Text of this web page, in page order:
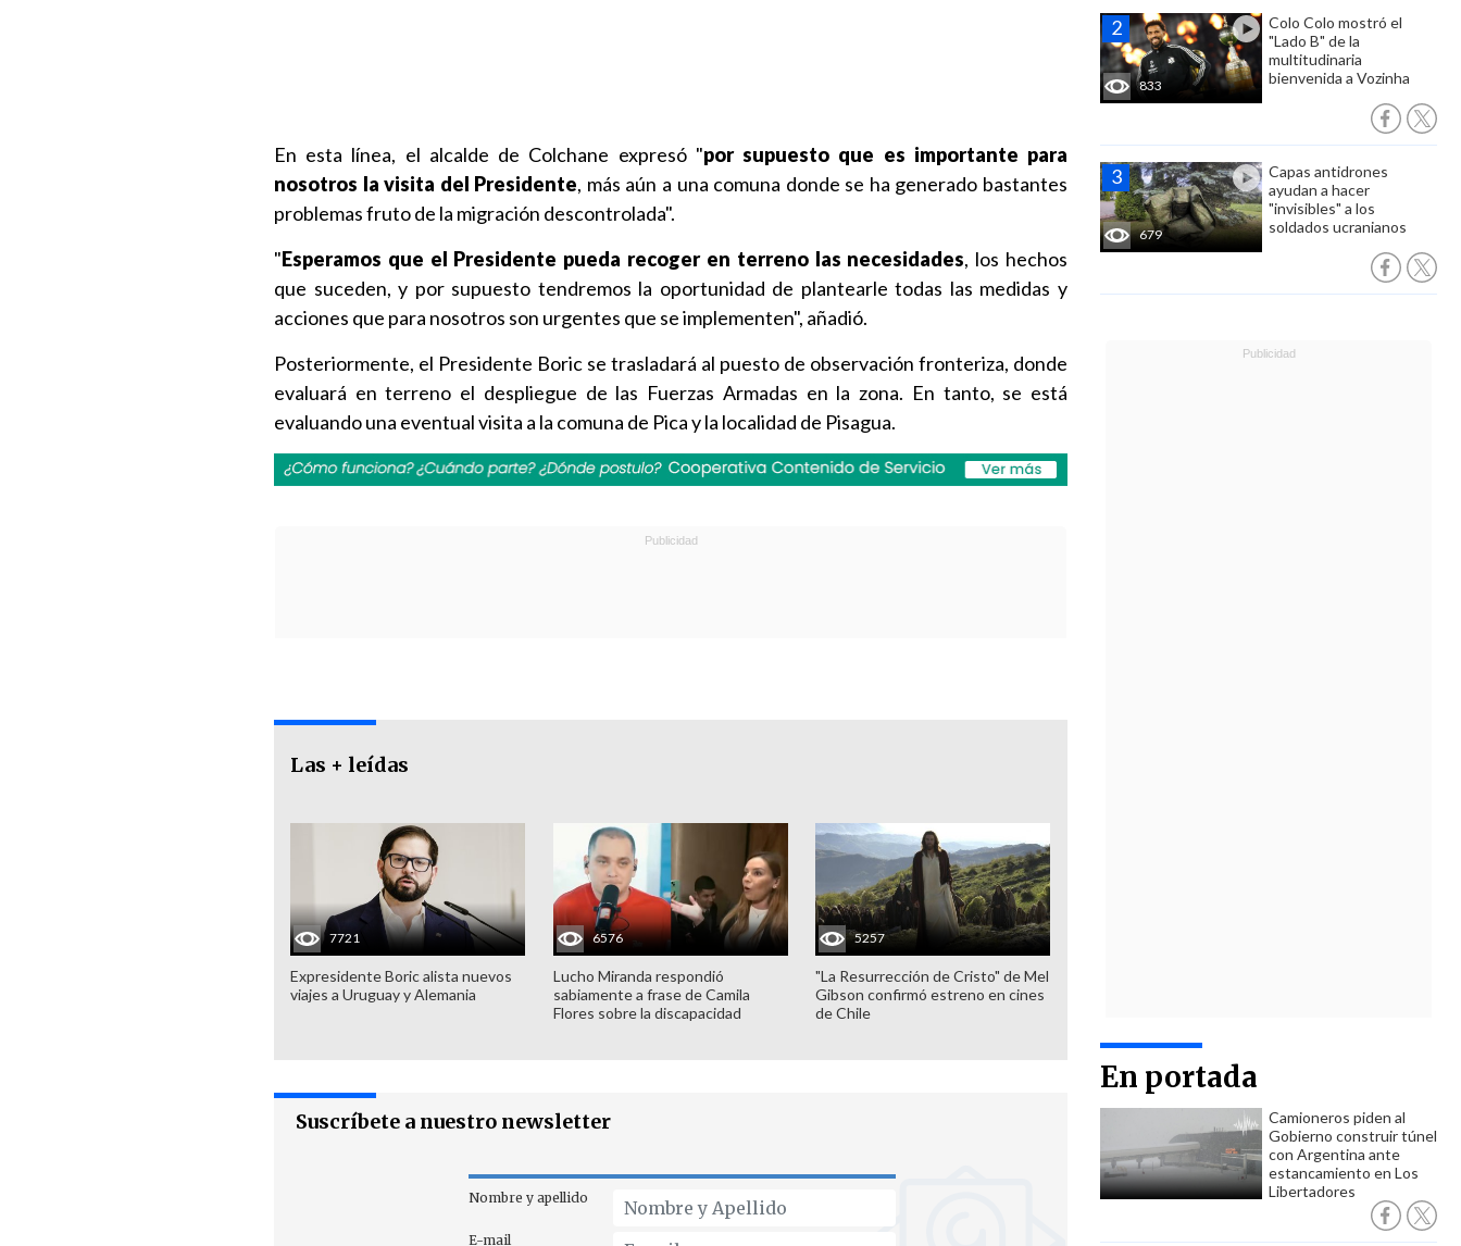
833
Colo Colo mostró el
"Lado B" de la
multitudinaria
bienvenida a Vozinha
679
Capas antidrones
ayudan a hacer
"invisibles" a los
soldados ucranianos
En portada
Camioneros piden al
Gobierno construir túnel
con Argentina ante
estancamiento en Los
Libertadores
En esta línea, el alcalde de Colchane expresó "por supuesto que es importante para
nosotros la visita del Presidente, más aún a una comuna donde se ha generado bastantes
problemas fruto de la migración descontrolada".
"Esperamos que el Presidente pueda recoger en terreno las necesidades, los hechos
que suceden, y por supuesto tendremos la oportunidad de plantearle todas las medidas y
acciones que para nosotros son urgentes que se implementen", añadió.
Posteriormente, el Presidente Boric se trasladará al puesto de observación fronteriza, donde
evaluará en terreno el despliegue de las Fuerzas Armadas en la zona. En tanto, se está
evaluando una eventual visita a la comuna de Pica y la localidad de Pisagua.
Las + leídas
7721
Expresidente Boric alista nuevos
viajes a Uruguay y Alemania
6576
Lucho Miranda respondió
sabiamente a frase de Camila
Flores sobre la discapacidad
5257
"La Resurrección de Cristo" de Mel
Gibson confirmó estreno en cines
de Chile
Suscríbete a nuestro newsletter
Nombre y apellido
E-mail